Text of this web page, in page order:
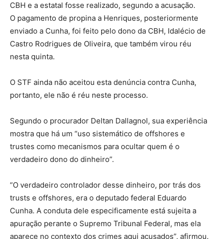
CBH e a estatal fosse realizado, segundo a acusação.
O pagamento de propina a Henriques, posteriormente
enviado a Cunha, foi feito pelo dono da CBH, Idalécio de
Castro Rodrigues de Oliveira, que também virou réu
nesta quinta.
O STF ainda não aceitou esta denúncia contra Cunha,
portanto, ele não é réu neste processo.
Segundo o procurador Deltan Dallagnol, sua experiência
mostra que há um “uso sistemático de offshores e
trustes como mecanismos para ocultar quem é o
verdadeiro dono do dinheiro”.
“O verdadeiro controlador desse dinheiro, por trás dos
trusts e offshores, era o deputado federal Eduardo
Cunha. A conduta dele especificamente está sujeita a
apuração perante o Supremo Tribunal Federal, mas ela
aparece no contexto dos crimes aqui acusados”, afirmou.